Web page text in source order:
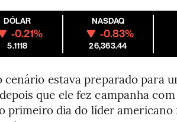
DÓLAR
-0.21%
5.1118
NASDAQ
-0.83%
26,363.44
estava preparado para
que ele fez campanha
primeiro dia do líder